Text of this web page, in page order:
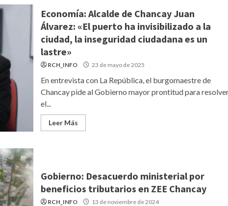
Economía: Alcalde de Chancay Juan
Álvarez: «El puerto ha invisibilizado a la
ciudad, la inseguridad ciudadana es un
lastre»
RCH_INFO 23 de mayo de 2025
En entrevista con La República, el burgomaestre de
Chancay pide al Gobierno mayor prontitud para
el...
Leer Más
Gobierno: Desacuerdo ministerial por
beneficios tributarios en ZEE Chancay
RCH_INFO 13 de noviembre de 2024